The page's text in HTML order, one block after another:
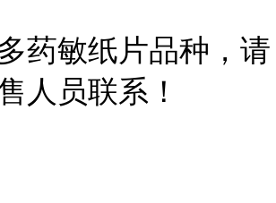
药敏纸片品种，请
人员联系！